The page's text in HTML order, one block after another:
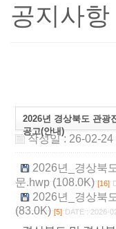
공지사항
2026년 경상북도 관광
공고(안내)
작성일 : 26-02-24
2026년_경상북
문.hwp (108.0K) [16]
2026년_경상북
(83.0K) [5] DATE : 2026-